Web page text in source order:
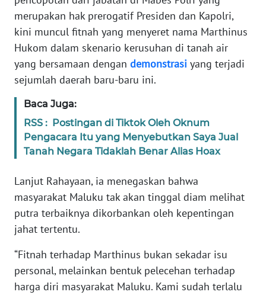
merupakan hak prerogatif Presiden dan Kapolri,
kini muncul fitnah yang menyeret nama Marthinus
Hukom dalam skenario kerusuhan di tanah air
yang bersamaan dengan demonstrasi yang terjadi
sejumlah daerah baru-baru ini.
Baca Juga:
RSS : Postingan di Tiktok Oleh Oknum
Pengacara Itu yang Menyebutkan Saya Jual
Tanah Negara Tidaklah Benar Alias Hoax
Lanjut Rahayaan, ia menegaskan bahwa
masyarakat Maluku tak akan tinggal diam melihat
putra terbaiknya dikorbankan oleh kepentingan
jahat tertentu.
“Fitnah terhadap Marthinus bukan sekadar isu
personal, melainkan bentuk pelecehan terhadap
harga diri masyarakat Maluku. Kami sudah terlalu
NTT
WN
KEPRI
WN
WN
PAPUA
BARAT
WN
RIAU
WN
WN